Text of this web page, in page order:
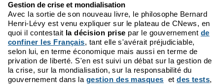
Gestion de crise et mondialisation
Avec la sortie de son nouveau livre, le philosophe Bernard
Henri-Lévy est venu expliquer sur le plateau de CNews, en
quoi il contestait la décision prise par le gouvernement de
confiner les Français, tant elle s'avérait préjudiciable,
selon lui, en terme économique mais aussi en terme de
privation de liberté. S'en est suivi un débat sur la gestion de
la crise, sur la mondialisation, sur la responsabilité du
gouvernement dans la gestion des masques etdes tests,